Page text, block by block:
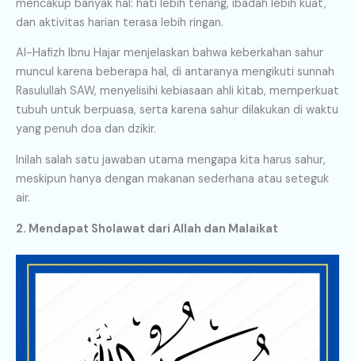
mencakup banyak hal: hati lebih tenang, ibadah lebih kuat,
dan aktivitas harian terasa lebih ringan.
Al-Hafizh Ibnu Hajar menjelaskan bahwa keberkahan sahur
muncul karena beberapa hal, di antaranya mengikuti sunnah
Rasulullah SAW, menyelisihi kebiasaan ahli kitab, memperkuat
tubuh untuk berpuasa, serta karena sahur dilakukan di waktu
yang penuh doa dan dzikir.
Inilah salah satu jawaban utama mengapa kita harus sahur,
meskipun hanya dengan makanan sederhana atau seteguk
air.
2. Mendapat Sholawat dari Allah dan Malaikat